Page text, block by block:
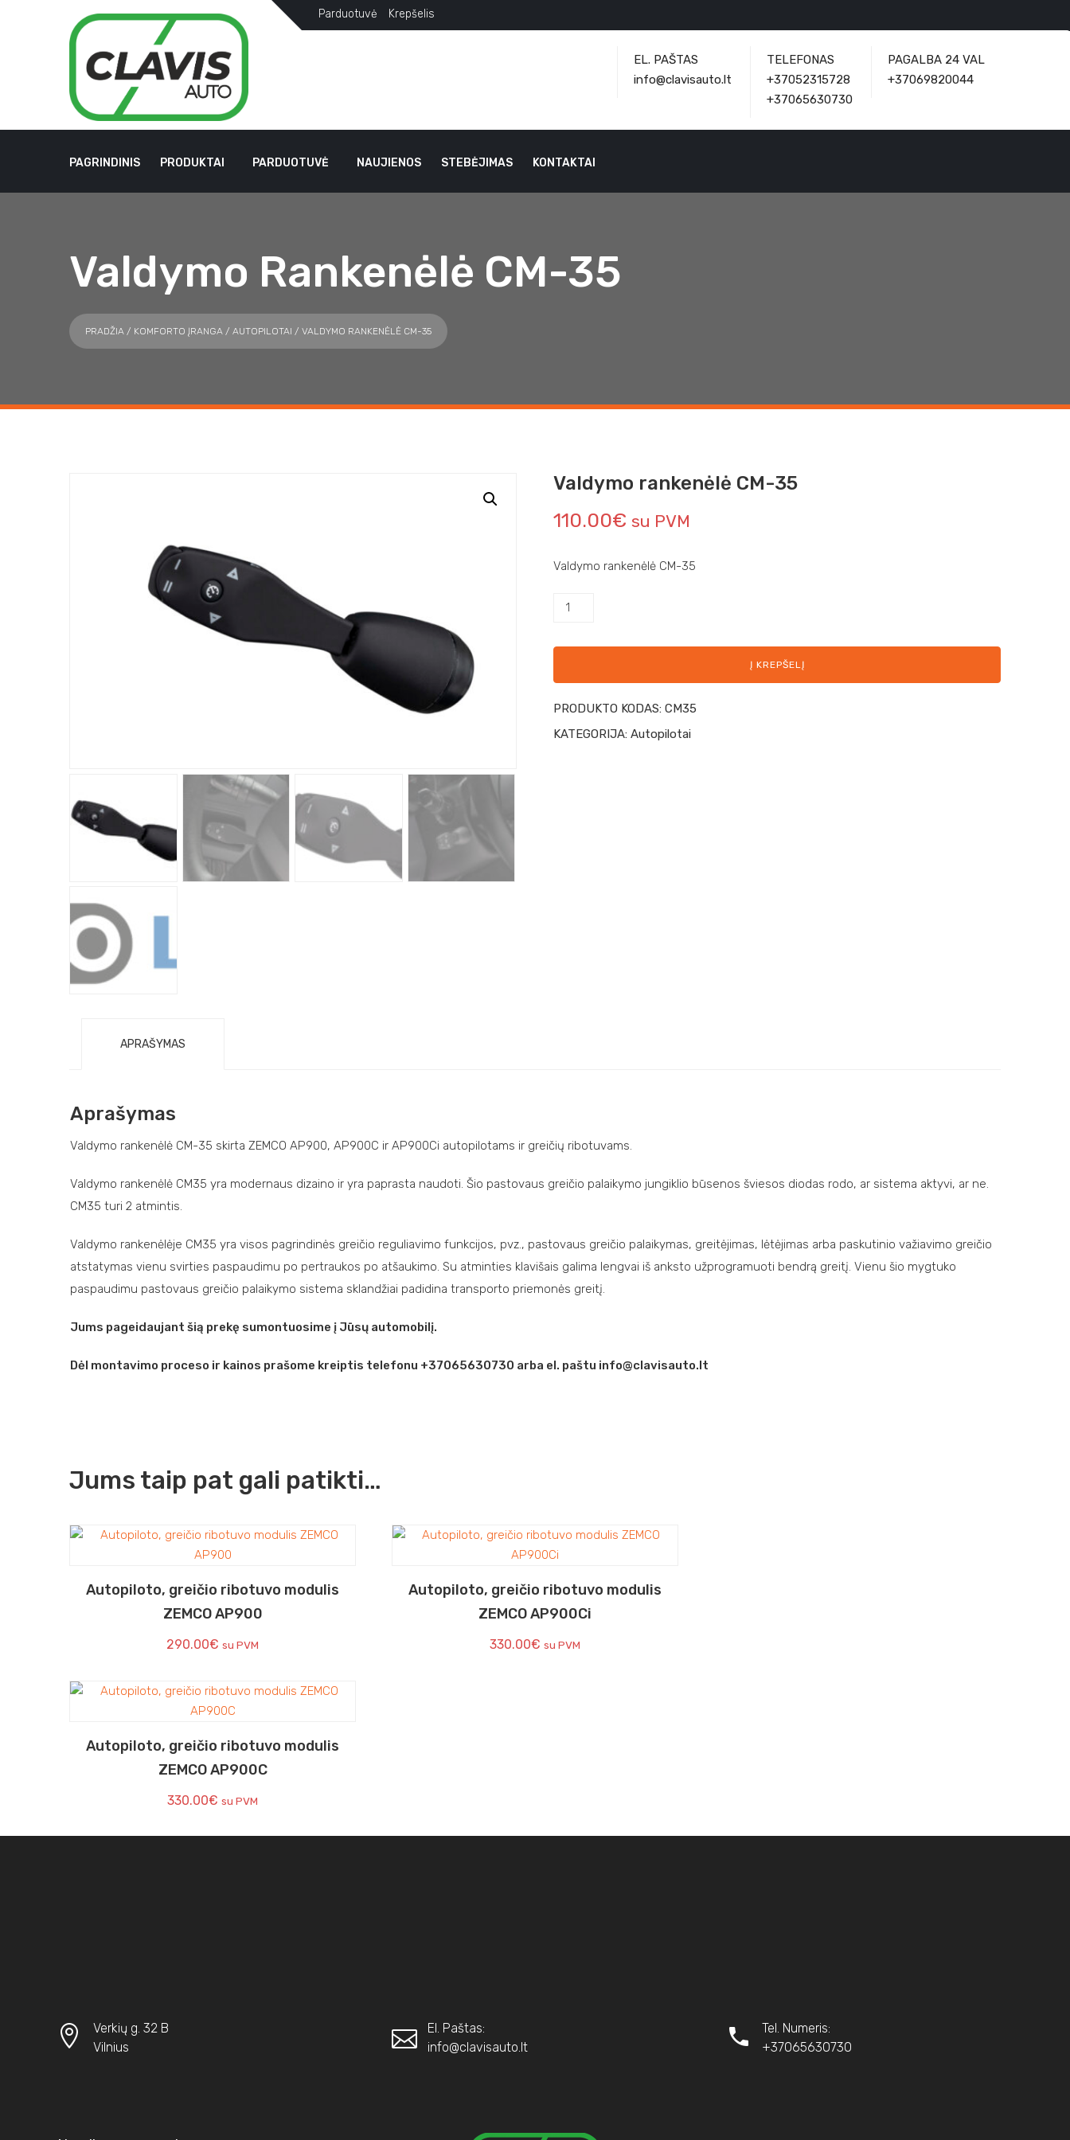
Parduotuvė Krepšelis
EL. PAŠTAS
info@clavisauto.lt
TELEFONAS
+37052315728
+37065630730
PAGALBA 24 VAL
+37069820044
PAGRINDINIS PRODUKTAI PARDUOTUVĖ NAUJIENOS STEBĖJIMAS KONTAKTAI
Valdymo Rankenėlė CM-35
PRADŽIA / KOMFORTO ĮRANGA / AUTOPILOTAI / VALDYMO RANKENĖLĖ CM-35
Valdymo rankenėlė CM-35
110.00€ su PVM
Valdymo rankenėlė CM-35
Į KREPŠELĮ
PRODUKTO KODAS:CM35
KATEGORIJA:Autopilotai
APRAŠYMAS
Aprašymas
Valdymo rankenėlė CM-35 skirta ZEMCO AP900, AP900C ir AP900Ci autopilotams ir greičių ribotuvams.
Valdymo rankenėlė CM35 yra modernaus dizaino ir yra paprasta naudoti. Šio pastovaus greičio palaikymo jungiklio būsenos šviesos diodas rodo, ar sistema aktyvi, ar ne.
CM35 turi 2 atmintis.
Valdymo rankenėlėje CM35 yra visos pagrindinės greičio reguliavimo funkcijos, pvz., pastovaus greičio palaikymas, greitėjimas, lėtėjimas arba paskutinio važiavimo greičio
atstatymas vienu svirties paspaudimu po pertraukos po atšaukimo. Su atminties klavišais galima lengvai iš anksto užprogramuoti bendrą greitį. Vienu šio mygtuko
paspaudimu pastovaus greičio palaikymo sistema sklandžiai padidina transporto priemonės greitį.
Jums pageidaujant šią prekę sumontuosime į Jūsų automobilį.
Dėl montavimo proceso ir kainos prašome kreiptis telefonu +37065630730 arba el. paštu info@clavisauto.lt
Jums taip pat gali patikti…
Autopiloto, greičio ribotuvo modulis
ZEMCO AP900
290.00€ su PVM
Autopiloto, greičio ribotuvo modulis
ZEMCO AP900Ci
330.00€ su PVM
Autopiloto, greičio ribotuvo modulis
ZEMCO AP900C
330.00€ su PVM
Verkių g. 32 B
Vilnius
El. Paštas:
info@clavisauto.lt
Tel. Numeris:
+37065630730